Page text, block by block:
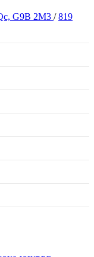
G9B 2M3 / 819